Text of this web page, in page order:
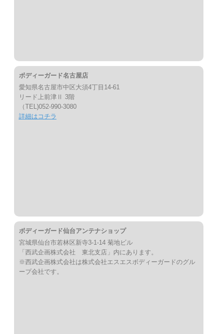
ボディーガード名古屋店
愛知県名古屋市中区大須4丁目14-61
リード上前津Ⅱ 3階
（TEL)052-990-3080
詳細はコチラ
ボディーガード仙台アンテナショップ
宮城県仙台市若林区新寺3-1-14 菊地ビル
「西武企画株式会社 東北支店」内にあります。
※西武企画株式会社は株式会社エスエスボディーガードのグル
ープ会社です。